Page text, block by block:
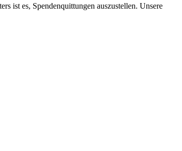
ist es, Spen­den­quit­tun­gen aus­zu­stel­len. Un­se­re